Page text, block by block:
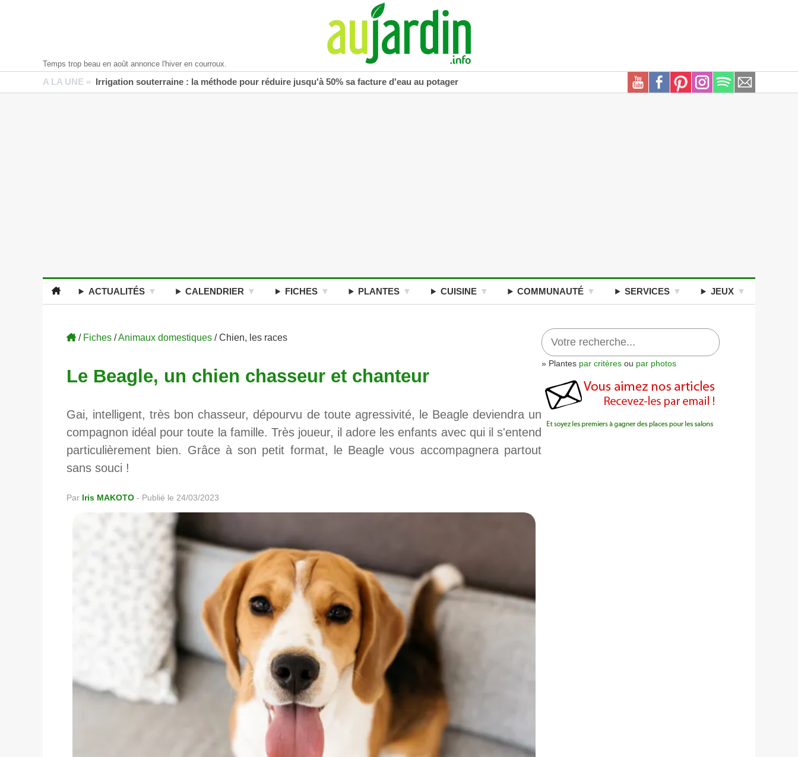
Temps trop beau en août annonce l'hiver en courroux.
A LA UNE » Irrigation souterraine : la méthode pour réduire jusqu'à 50% sa facture d'eau au potager
ACTUALITÉS CALENDRIER FICHES PLANTES CUISINE COMMUNAUTÉ SERVICES JEUX
/ Fiches /Animaux domestiques / Chien, les races
Le Beagle, un chien chasseur et chanteur
Gai, intelligent, très bon chasseur, dépourvu de toute agressivité, le Beagle deviendra un
compagnon idéal pour toute la famille. Très joueur, il adore les enfants avec qui il s'entend
particulièrement bien. Grâce à son petit format, le Beagle vous accompagnera partout
sans souci !
Par Iris MAKOTO - Publié le 24/03/2023
» Plantes par critères ou par photos